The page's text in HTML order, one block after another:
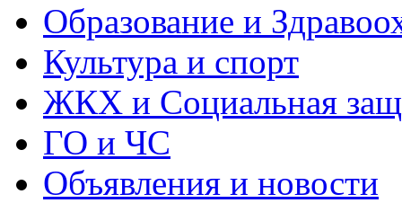
Образование и
Культура и спорт
ЖКХ и Социальная
ГО и ЧС
Объявления и новости